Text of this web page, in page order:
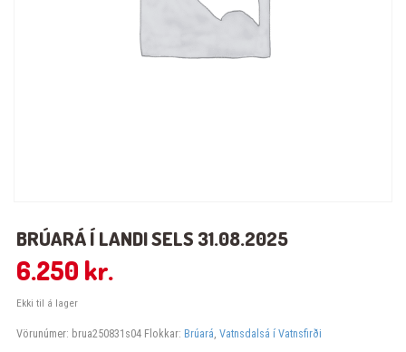
BRÚARÁ Í LANDI SELS 31.08.2025
6.250 kr.
Ekki til á lager
Vörunúmer: brua250831s04 Flokkar: Brúará, Vatnsdalsá í Vatnsfirði